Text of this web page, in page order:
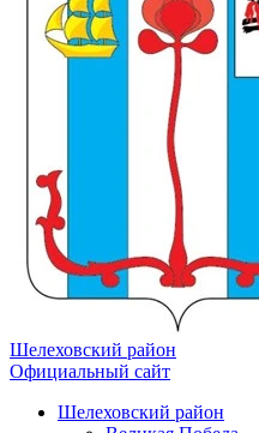
Шелеховский район
Официальный сайт
Шелеховский район